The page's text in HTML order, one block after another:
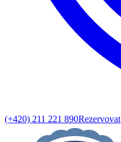
(+420) 211 221 890Rezervovat